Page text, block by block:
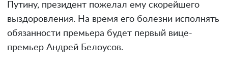
Путину, президент пожелал ему скорейшего
выздоровления. На время его болезни исполнять
обязанности премьера будет первый вице-
премьер Андрей Белоусов.